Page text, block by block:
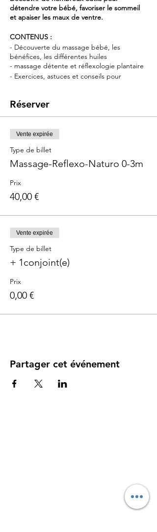
détendre votre bébé, favoriser le sommeil
et apaiser les maux de ventre.
CONTENUS :
- Découverte du massage bébé, les
bénéfices, les différentes huiles
- massage détente et réflexologie plantaire
- Exercices, astuces et conseils pour
maux des 3 premiers mois
la période du 4ème trimestre de grossesse
Durée: 2h
Réserver
Vente expirée
Type de billet
Massage-Reflexo-Naturo 0-3m
Prix
40,00 €
Vente expirée
Type de billet
+ 1conjoint(e)
Prix
0,00 €
Partager cet événement